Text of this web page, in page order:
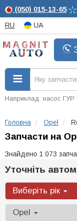
(050) 015-13-65
RU UA
Наприклад: насос ГУР
Головна Opel
Запчасти на
Знайдено 1 073
Уточніть
Виберіть рік
Opel